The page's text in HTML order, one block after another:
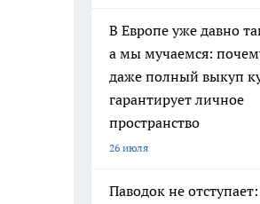
В Европе уже давно
а мы мучаемся:
даже полный выкуп
гарантирует личное
пространство
26 июля
Паводок не